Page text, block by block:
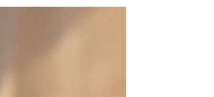
les
et
combinaison
"combinaison" et
message lors